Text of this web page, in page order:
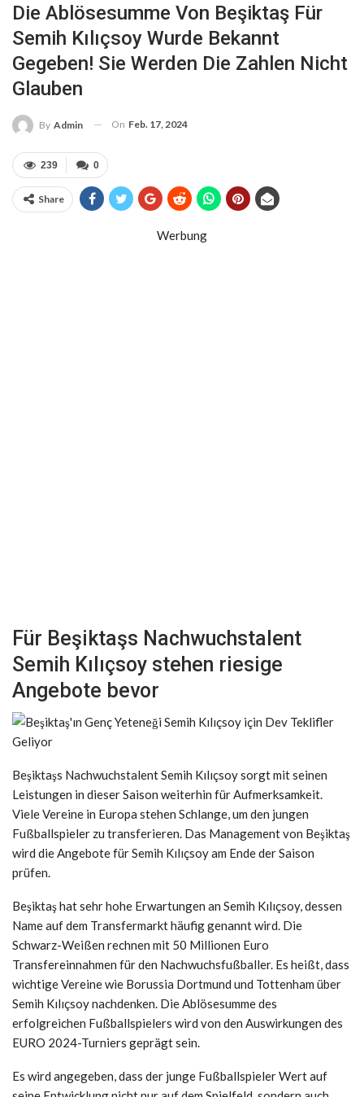
Die Ablösesumme Von Beşiktaş Für
Semih Kılıçsoy Wurde Bekannt
Gegeben! Sie Werden Die Zahlen Nicht
Glauben
By Admin On Feb. 17, 2024
0
239
Share
Werbung
Für Beşiktaşs Nachwuchstalent
Semih Kılıçsoy stehen riesige
Angebote bevor
Beşiktaşs Nachwuchstalent Semih Kılıçsoy sorgt mit seinen
Leistungen in dieser Saison weiterhin für Aufmerksamkeit.
Viele Vereine in Europa stehen Schlange, um den jungen
Fußballspieler zu transferieren. Das Management von Beşiktaş
wird die Angebote für Semih Kılıçsoy am Ende der Saison
prüfen.
Beşiktaş hat sehr hohe Erwartungen an Semih Kılıçsoy, dessen
Name auf dem Transfermarkt häufig genannt wird. Die
Schwarz-Weißen rechnen mit 50 Millionen Euro
Transfereinnahmen für den Nachwuchsfußballer. Es heißt, dass
wichtige Vereine wie Borussia Dortmund und Tottenham über
Semih Kılıçsoy nachdenken. Die Ablösesumme des
erfolgreichen Fußballspielers wird von den Auswirkungen des
EURO 2024-Turniers geprägt sein.
Es wird angegeben, dass der junge Fußballspieler Wert auf